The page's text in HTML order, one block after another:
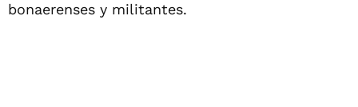
bonaerenses y militantes.